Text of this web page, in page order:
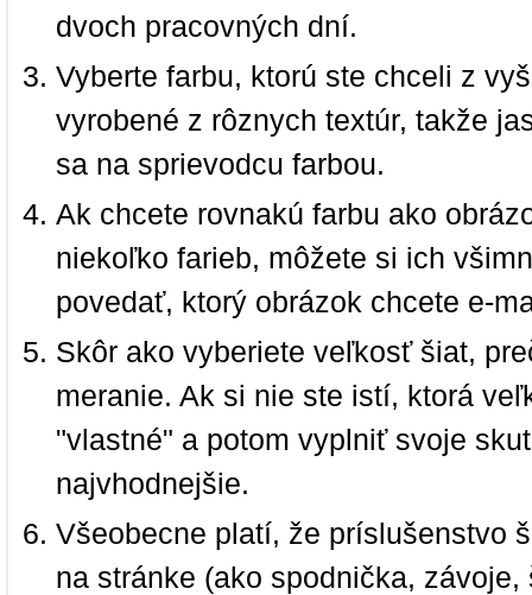
dvoch pracovných dní.
Vyberte farbu, ktorú ste chceli z
vyrobené z rôznych textúr, takže
sa na sprievodcu farbou.
Ak chcete rovnakú farbu ako
niekoľko farieb, môžete si ich
povedať, ktorý obrázok chcete e-
Skôr ako vyberiete veľkosť šiat,
meranie. Ak si nie ste istí, ktorá
"vlastné" a potom vyplniť svoje
najvhodnejšie.
Všeobecne platí, že príslušenstvo
na stránke (ako spodnička,